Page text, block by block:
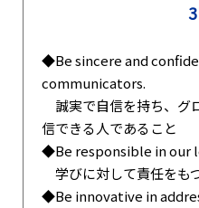
◆Be sincere and
communicators.
誠実で自信を持ち、グ
信できる人であること
◆Be responsible in our
学びに対して責任をも
◆Be innovative in